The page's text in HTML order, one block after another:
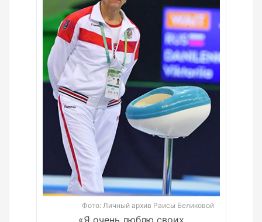
Фото: Личный архив Раисы Беликовой
«Я очень люблю своих